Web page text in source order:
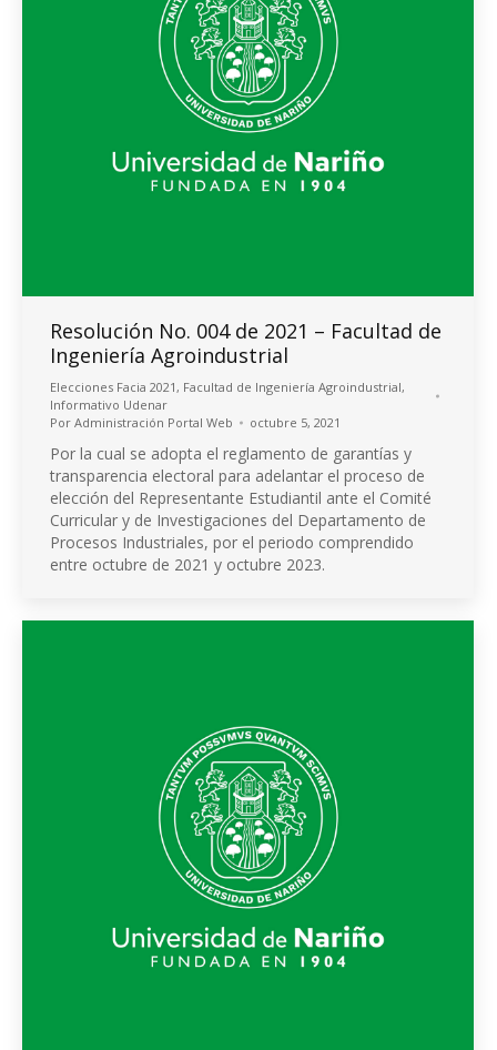
Resolución No. 004 de 2021 – Facultad de
Ingeniería Agroindustrial
Elecciones Facia 2021, Facultad de Ingeniería Agroindustrial,
Informativo Udenar
Por Administración Portal Web octubre 5, 2021
Por la cual se adopta el reglamento de garantías y
transparencia electoral para adelantar el proceso de
elección del Representante Estudiantil ante el Comité
Curricular y de Investigaciones del Departamento de
Procesos Industriales, por el periodo comprendido
entre octubre de 2021 y octubre 2023.